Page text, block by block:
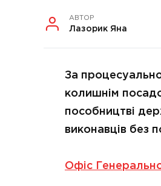
АВТОР
Лазорик Яна
За
колишнім
пособництві
виконавців без
Офіс